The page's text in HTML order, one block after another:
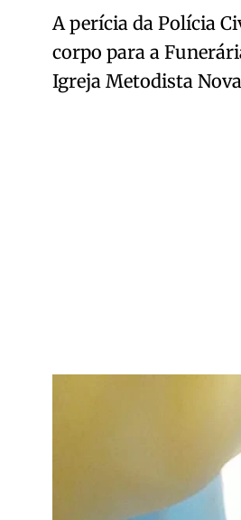
A perícia da Polícia
corpo para a
Igreja Metodista